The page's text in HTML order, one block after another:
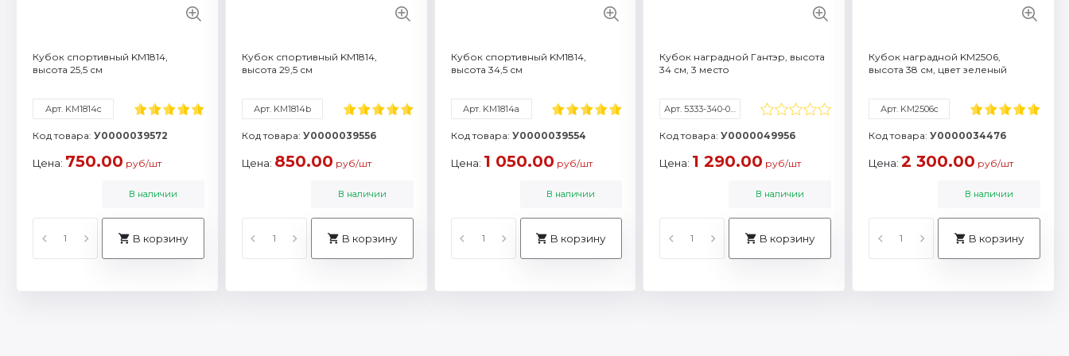
Кубок спортивный KM1814,
высота 25,5 см
Арт. KM1814c
Код товара: У0000039572
Цена: 750.00 руб/шт
В наличии
В корзину
Кубок спортивный KM1814,
высота 29,5 см
Арт. KM1814b
Код товара: У0000039556
Цена: 850.00 руб/шт
В наличии
В корзину
Кубок спортивный KM1814,
высота 34,5 см
Арт. KM1814a
Код товара: У0000039554
Цена: 1 050.00 руб/шт
В наличии
В корзину
Кубок наградной Гантэр, высота
34 см, 3 место
Арт. 5333-340-003
Код товара:У0000049956
Цена: 1 290.00 руб/шт
В наличии
В корзину
Кубок наградной KM2506,
высота 38 см, цвет зеленый
Арт. KM2506c
Код товара:У0000034476
Цена: 2 300.00 руб/шт
В наличии
В корзину